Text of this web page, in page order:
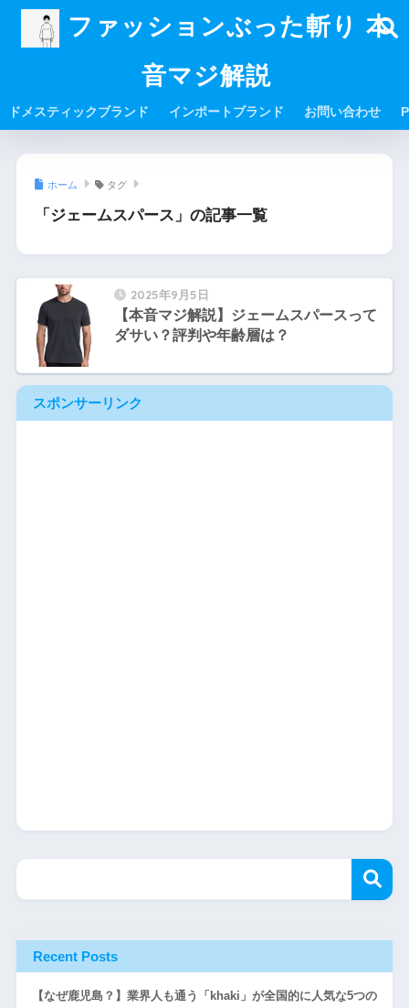
ファッションぶった斬り 本
音マジ解説
ドメスティックブランド インポートブランド お問い合わせ
ホーム タグ
「ジェームスパース」の記事一覧
2025年9月5日
【本音マジ解説】ジェームスパースって
ダサい？評判や年齢層は？
スポンサーリンク
Recent Posts
【なぜ鹿児島？】業界人も通う「khaki」が全国的に人気な5つの